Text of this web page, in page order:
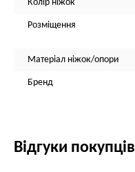
Колір ніжок
Розміщення
Матеріал ніжок/опори
Бренд
Відгуки покупців